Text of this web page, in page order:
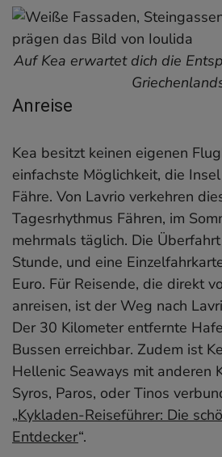
Auf Kea erwartet dich die
Anreise
Kea besitzt keinen eigenen
einfachste Möglichkeit, die
Fähre. Von Lavrio verkehren
Tagesrhythmus Fähren, im
mehrmals täglich. Die
Stunde, und eine
Euro. Für Reisende, die direkt
anreisen, ist der Weg nach
Der 30 Kilometer entfernte
Bussen erreichbar. Zudem ist
Hellenic Seaways mit anderen
Syros, Paros, oder Tinos
„Kykladen-Reiseführer: Die
Entdecker“.